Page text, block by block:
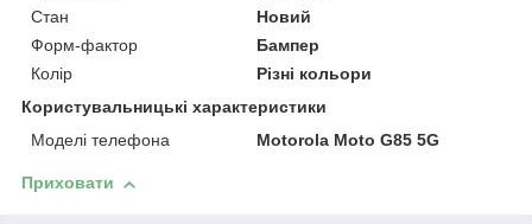
Стан
Новий
Форм-фактор
Бампер
Колір
Різні кольори
Користувальницькі характеристики
Моделі телефона
Motorola Moto G85 5G
Приховати